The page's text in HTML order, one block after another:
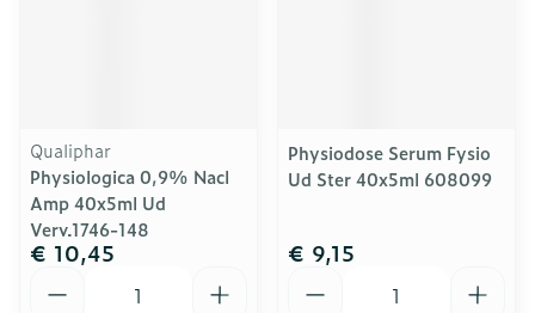
Qualiphar
Physiologica 0,9% Nacl
Amp 40x5ml Ud
Verv.1746-148
€ 10,45
Physiodose Serum Fysio
Ud Ster 40x5ml 608099
€ 9,15